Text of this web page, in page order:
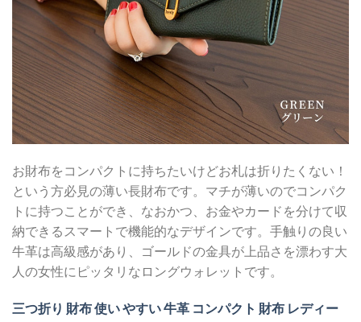
お財布をコンパクトに持ちたいけどお札は折りたくない！
という方必見の薄い長財布です。マチが薄いのでコンパク
トに持つことができ、なおかつ、お金やカードを分けて収
納できるスマートで機能的なデザインです。手触りの良い
牛革は高級感があり、ゴールドの金具が上品さを漂わす大
人の女性にピッタリなロングウォレットです。
三つ折り 財布 使い やすい 牛革 コンパクト 財布 レディー